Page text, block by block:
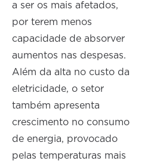
a ser os mais afetados,
por terem menos
capacidade de absorver
aumentos nas despesas.
Além da alta no custo da
eletricidade, o setor
também apresenta
crescimento no consumo
de energia, provocado
pelas temperaturas mais